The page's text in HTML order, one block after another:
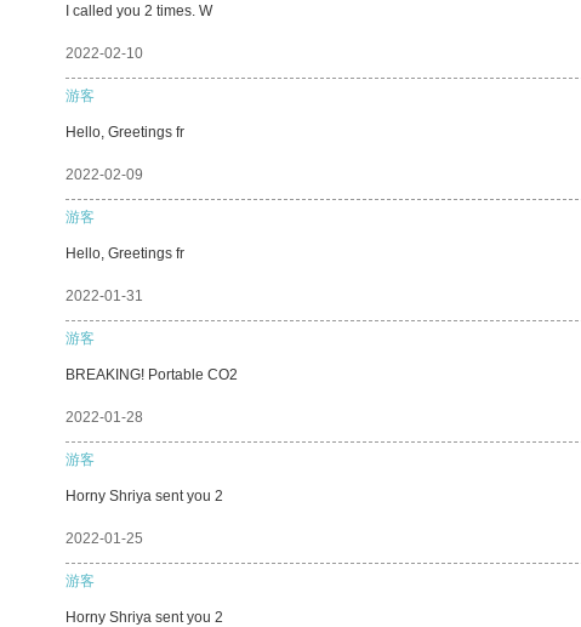
I called you 2 times. W
2022-02-10
游客
Hello, Greetings fr
2022-02-09
游客
Hello, Greetings fr
2022-01-31
游客
BREAKING! Portable CO2
2022-01-28
游客
Horny Shriya sent you 2
2022-01-25
游客
Horny Shriya sent you 2